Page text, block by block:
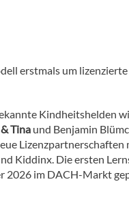
erstmals um
Kindheitshelden
Tina und Benjamin
Kiddinx. Die ersten
2026 im DACH-Markt